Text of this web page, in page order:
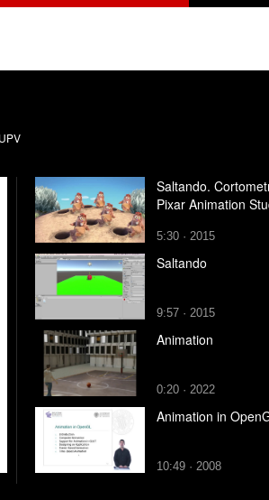
Saltando.
Pixar Animation
5:30 · 2015
Saltando
9:57 · 2015
Animation
0:20 · 2022
Animation in
10:49 · 2008